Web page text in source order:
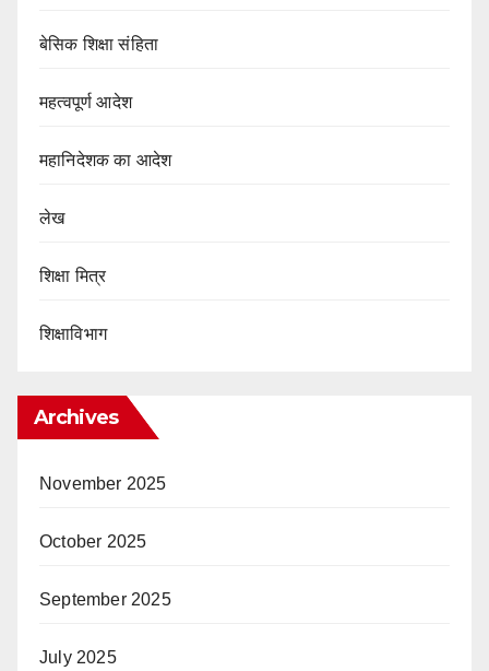
बेसिक शिक्षा संहिता
महत्वपूर्ण आदेश
महानिदेशक का आदेश
लेख
शिक्षा मित्र
शिक्षाविभाग
Archives
November 2025
October 2025
September 2025
July 2025